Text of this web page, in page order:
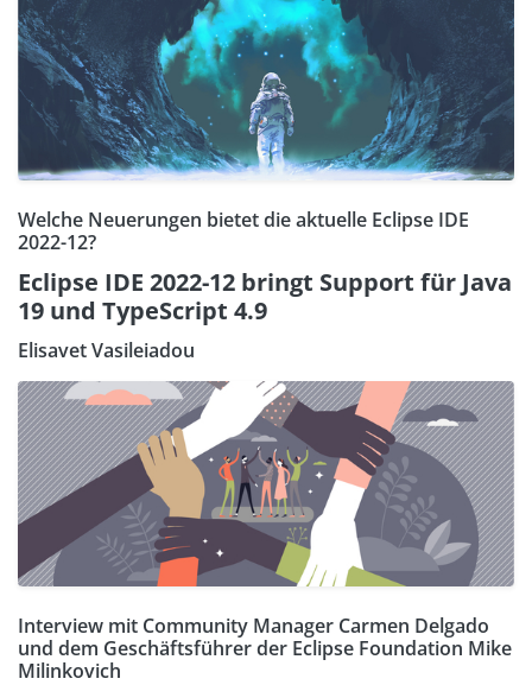
Welche Neuerungen bietet die aktuelle Eclipse IDE
2022-12?
Eclipse IDE 2022-12 bringt Support für Java
19 und TypeScript 4.9
Elisavet Vasileiadou
Interview mit Community Manager Carmen Delgado
und dem Geschäftsführer der Eclipse Foundation Mike
Milinkovich